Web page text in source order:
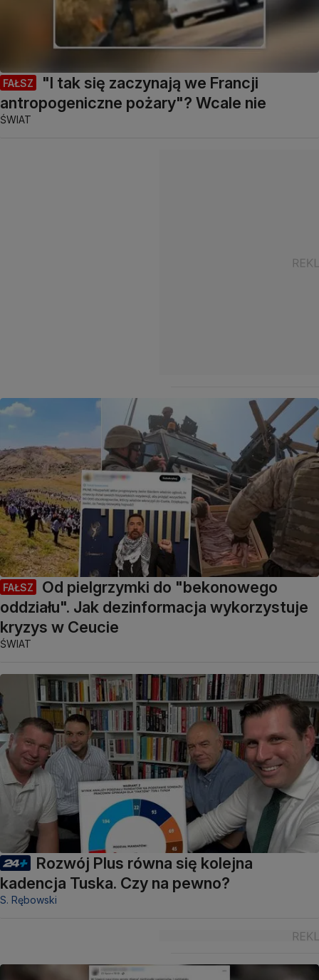
FAŁSZ
"I tak się zaczynają we Francji
antropogeniczne pożary"? Wcale nie
ŚWIAT
FAŁSZ
Od pielgrzymki do "bekonowego
oddziału". Jak dezinformacja wykorzystuje
kryzys w Ceucie
ŚWIAT
Rozwój Plus równa się kolejna
kadencja Tuska. Czy na pewno?
S. Rębowski